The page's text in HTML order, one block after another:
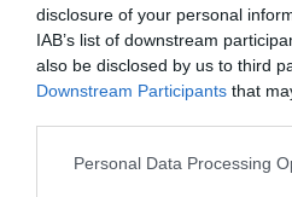
disclosure of your personal
IAB’s list of downstream
also be disclosed by us to third
Downstream Participants that
Please note that this website/
Personal Data Processing